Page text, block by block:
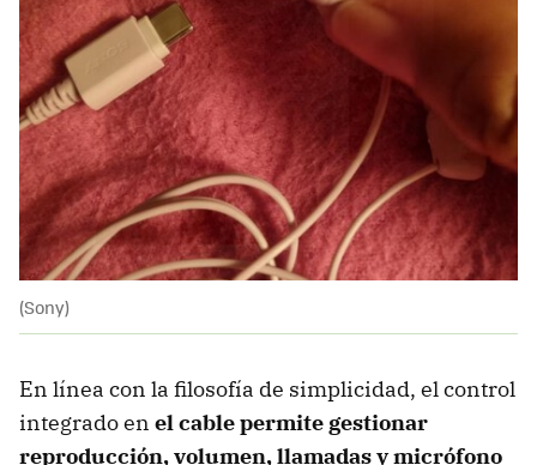
(Sony)
En línea con la filosofía de simplicidad, el control
integrado en el cable permite gestionar
reproducción, volumen, llamadas y micrófono